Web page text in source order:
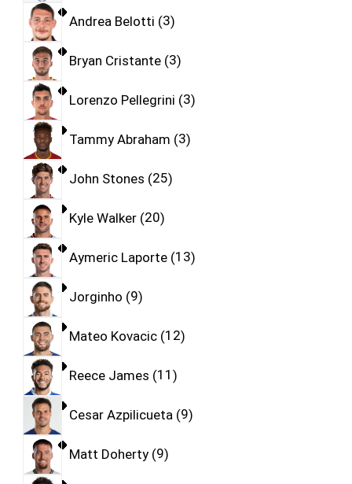
Andrea Belotti 3
Bryan Cristante 3
Lorenzo Pellegrini 3
Tammy Abraham 3
John Stones 25
Kyle Walker 20
Aymeric Laporte 13
Jorginho 9
Mateo Kovacic 12
Reece James 11
Cesar Azpilicueta 9
Matt Doherty 9